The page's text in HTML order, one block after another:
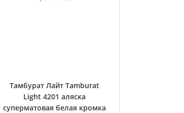
Тамбурат Лайт Tamburat
Light 4201 аляска
суперматовая белая кромка